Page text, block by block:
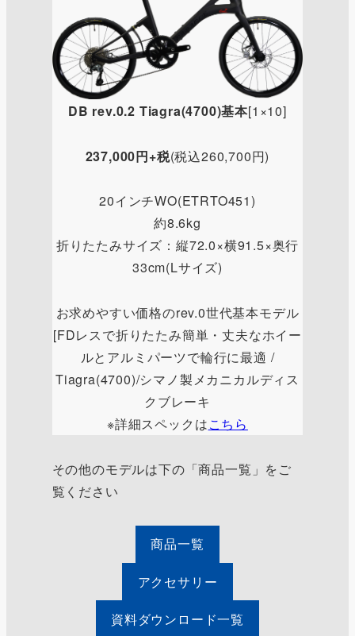
DB rev.0.2 Tiagra(4700)基本[1×10]
237,000円+税(税込260,700円)
20インチWO(ETRTO451)
約8.6kg
折りたたみサイズ：縦72.0×横91.5×奥行
33cm(Lサイズ)
お求めやすい価格のrev.0世代基本モデル
[FDレスで折りたたみ簡単・丈夫なホイー
ルとアルミパーツで輪行に最適 /
Tiagra(4700)/シマノ製メカニカルディス
クブレーキ
※詳細スペックはこちら
その他のモデルは下の「商品一覧」をご
覧ください
商品一覧
アクセサリー
資料ダウンロード一覧